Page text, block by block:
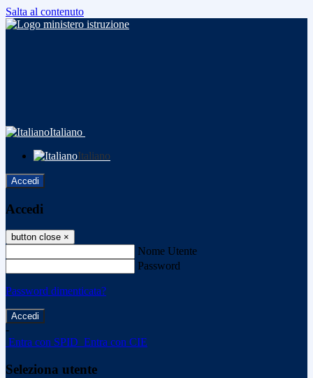
Salta al contenuto
Italiano
Italiano
Accedi
Accedi
button close ×
Nome Utente
Password
Password dimenticata?
-
Entra con SPID Entra con CIE
Seleziona utente